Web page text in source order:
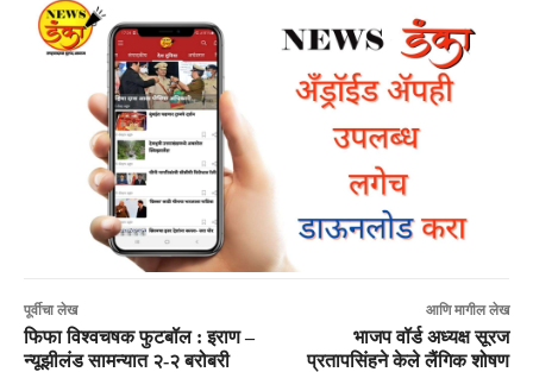
पूर्वीचा लेख
फिफा विश्वचषक फुटबॉल : इराण –
न्यूझीलंड सामन्यात २-२ बरोबरी
आणि मागील लेख
भाजप वॉर्ड अध्यक्ष सूरज
प्रतापसिंहने केले लैंगिक शोषण